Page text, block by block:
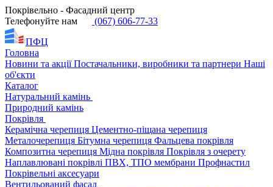
Покрівельно - Фасадний центр
Телефонуйте нам
(067) 606-77-33
ПФЦ
Головна
Новини та акціїПостачальники, виробники та партнери Наші
об'єкти
Каталог
Натуральний камінь
Природний камінь
Покрівля
Керамічна черепиця Цементно-піщана черепиця
Металочерепиця Бітумна черепиця Фальцева покрівля
Композитна черепиця Мідна покрівля Покрівля з очерету
Наплавлювані покрівлі ПВХ, ТПО мембрани Профнастил
Покрівельні аксесуари
Вентильований фасад